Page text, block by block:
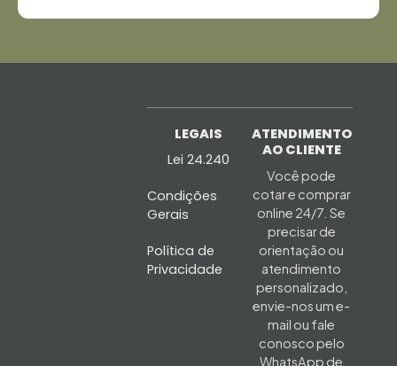
LEGAIS
Lei 24.240
Condições
Gerais
Política de
Privacidade
ATENDIMENTO
AO CLIENTE
Você pode
cotar e comprar
online 24/7. Se
precisar de
orientação ou
atendimento
personalizado,
envie-nos um e-
mail ou fale
conosco pelo
WhatsApp de